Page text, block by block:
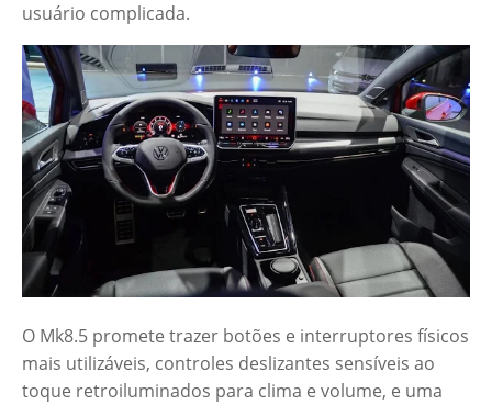
usuário complicada.
O Mk8.5 promete trazer botões e interruptores físicos
mais utilizáveis, controles deslizantes sensíveis ao
toque retroiluminados para clima e volume, e uma